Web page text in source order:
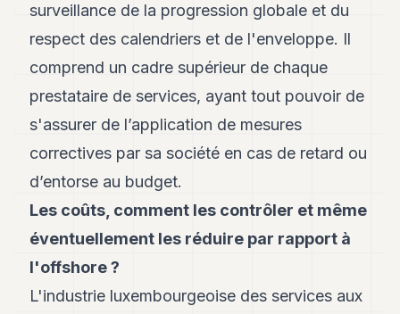
surveillance de la progression globale et du
respect des calendriers et de l'enveloppe. Il
comprend un cadre supérieur de chaque
prestataire de services, ayant tout pouvoir de
s'assurer de l’application de mesures
correctives par sa société en cas de retard ou
d’entorse au budget.
Les coûts, comment les contrôler et même
éventuellement les réduire par rapport à
l'offshore ?
L'industrie luxembourgeoise des services aux